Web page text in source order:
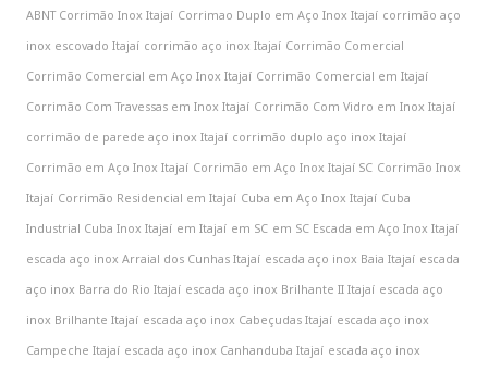
ABNT Corrimão Inox Itajaí Corrimao Duplo em Aço Inox Itajaí corrimão aço
inox escovado Itajaí corrimão aço inox Itajaí Corrimão Comercial
Corrimão Comercial em Aço Inox Itajaí Corrimão Comercial em Itajaí
Corrimão Com Travessas em Inox Itajaí Corrimão Com Vidro em Inox Itajaí
corrimão de parede aço inox Itajaí corrimão duplo aço inox Itajaí
Corrimão em Aço Inox Itajaí Corrimão em Aço Inox Itajaí SC Corrimão Inox
Itajaí Corrimão Residencial em Itajaí Cuba em Aço Inox Itajaí Cuba
Industrial Cuba Inox Itajaí em Itajaí em SC em SC Escada em Aço Inox Itajaí
escada aço inox Arraial dos Cunhas Itajaí escada aço inox Baia Itajaí escada
aço inox Barra do Rio Itajaí escada aço inox Brilhante II Itajaí escada aço
inox Brilhante Itajaí escada aço inox Cabeçudas Itajaí escada aço inox
Campeche Itajaí escada aço inox Canhanduba Itajaí escada aço inox